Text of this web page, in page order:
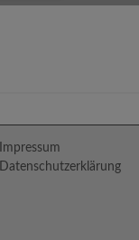
Impressum
Datenschutzerklärung